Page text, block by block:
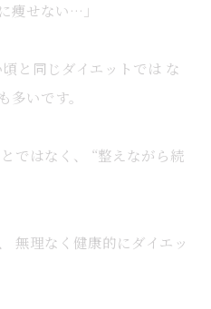
痩せない…」
と同じダイエットでは な
いです。
ではなく、 “整えながら続
無理なく健康的にダイエッ